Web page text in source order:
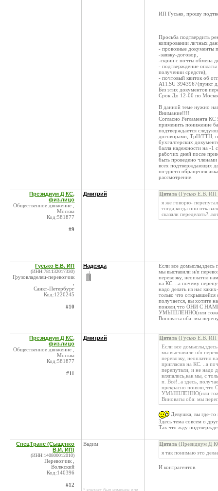
ИП Гусько, прошу
Просьба подтвердить
копировании личных
- провозные
-заявку-договор,
-скрин с почты обмена
- подтверждение
получении средств),
- почтовый квиток об
ATI.SU 3943967(пункт
Без этих документов
Срок До 12-00 по
В данной теме нужно
Внимание!!!!
Согласно Регламента
применить понижение
подтверждается
договорами, ТрН/ТТН,
бухгалтерских
балла надежности на -1
рабочих дней после
быть проведено
всех подтверждающих
позднего обращения
рассмотрение.
Президиум Д КС,
физ.лицо
Общественное движение ,
Москва
Код:581877
#9
Дмитрий Цитата (Гусько Е.В. ИП
я же говорю-
тогда,когда они
сказали
Гусько Е.В. ИП
(ИНН:781132017330)
Грузовладелец-перевозчик
Санкт-Петербург
Код:1220245
#10
Надежда
Если все домыслы,здесь
мы выставили н/п
перевозку, неоплатил
на КС. ..а почему
надо делать из нас
только что
получается, вы хотите
поняли,что ОНИ С
УМЫШЛЕННО(или
Виноваты оба: мы
Президиум Д КС,
физ.лицо
Общественное движение ,
Москва
Код:581877
#11
Дмитрий Цитата (Гусько Е.В. ИП
Если все
мы выставили н/п
перевозку, неоплатил
пригласив на КС. ..а
перепутали, и не надо
вляпались,как мы, с
п. Всё!..а здесь,
прекрасно
УМЫШЛЕННО(или
Виноваты оба: мы
Девушка, вы где-то
Здесь тема совсем о
Так что жду
СпецТранс (Сыщенко
В.И. ИП)
(ИНН:140800012010)
Перевозчик ,
Волжский
Код:140396
#12
Вадим
* контакт был изменен или
Цитата (Президиум Д
я так понимаю это
И контрагентов.